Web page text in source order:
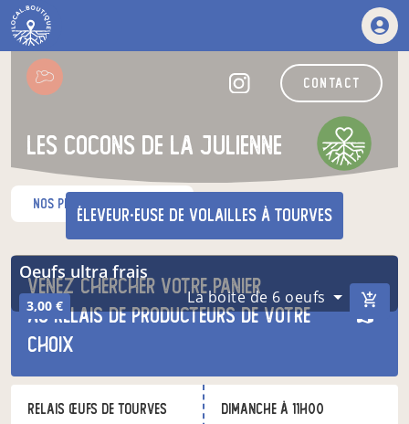
contact
Les Cocons de la Julienne
éleveur·euse de volailles à Tourves
Venez chercher votre panier
au relais de producteurs de votre
choix
Relais œufs de Tourves
dimanche à 11h00
nos produits du moment
Oeufs ultra frais
3,00 € La boite de 6 oeufs